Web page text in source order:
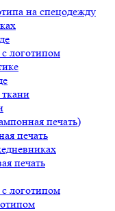
на спецодежду
логотипом
печать)
печать
печать
логотипом